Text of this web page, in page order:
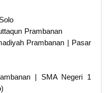
Prambanan
Prambanan | Pasar
| SMA Negeri 1